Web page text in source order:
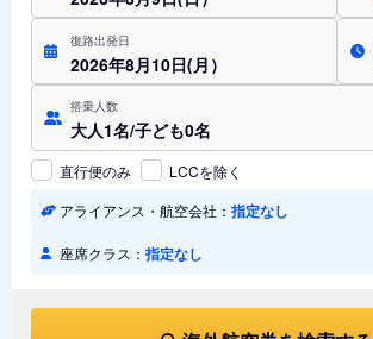
復路出発日
2026年8月10日(月）
搭乗人数
大人1名/子ども0名
直行便のみ
LCCを除く
アライアンス・航空会社： 指定なし
座席クラス： 指定なし